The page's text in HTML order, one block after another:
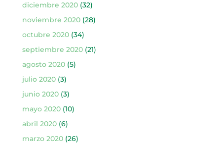
diciembre 2020(32)
noviembre 2020(28)
octubre 2020(34)
septiembre 2020(21)
agosto 2020(5)
julio 2020(3)
junio 2020(3)
mayo 2020(10)
abril 2020(6)
marzo 2020(26)